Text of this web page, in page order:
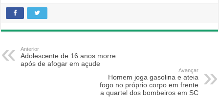
Anterior
Adolescente de 16 anos morre
após de afogar em açude
Avançar
Homem joga gasolina e ateia
fogo no próprio corpo em frente
a quartel dos bombeiros em SC